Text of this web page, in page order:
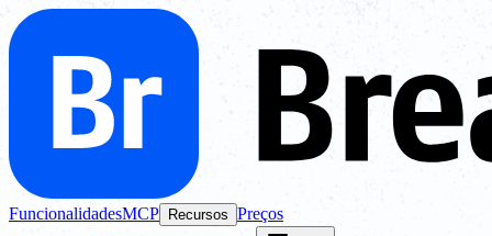
FuncionalidadesMCP Recursos Preços